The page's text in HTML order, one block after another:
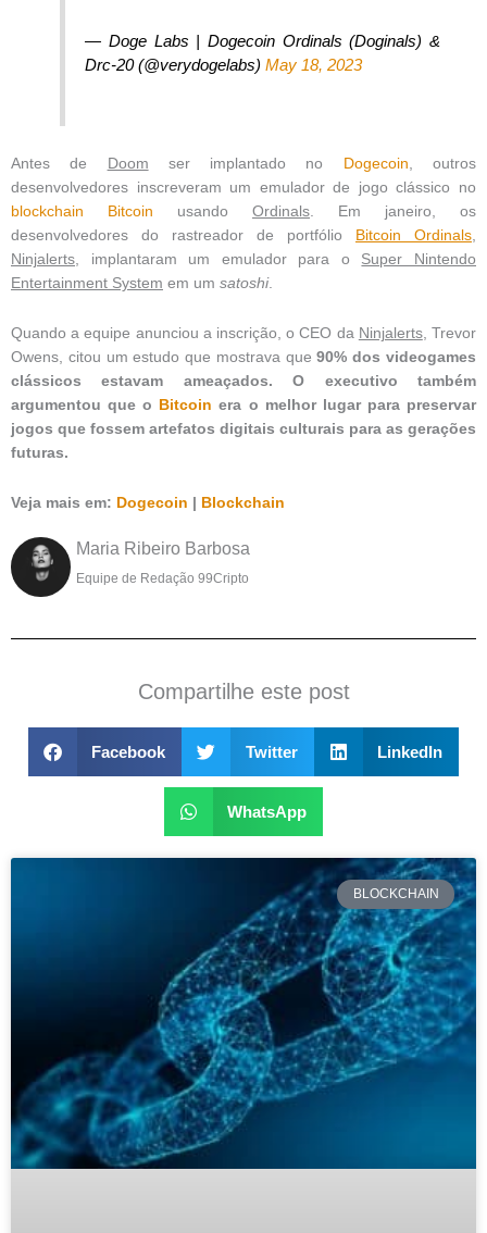
— Doge Labs | Dogecoin Ordinals (Doginals) &
Drc-20 (@verydogelabs)May 18, 2023
Antes de Doom ser implantado no Dogecoin , outros
desenvolvedores inscreveram um emulador de jogo clássico no
blockchain
Bitcoin usando Ordinals . Em janeiro, os
desenvolvedores do rastreador de portfólio
Bitcoin Ordinals
Ninjalerts , implantaram um emulador para o Super Nintendo
Entertainment System em um satoshi.
Quando a equipe anunciou a inscrição, o CEO da Ninjalerts, Trevor
Owens, citou um estudo que mostrava que90% dos videogames
clássicos estavam ameaçados. O executivo também
argumentou que o Bitcoin era o melhor lugar para preservar
jogos que fossem artefatos digitais culturais para as gerações
futuras.
Veja mais em: Dogecoin | Blockchain
Maria Ribeiro Barbosa
Equipe de Redação 99Cripto
Compartilhe este post
Facebook Twitter LinkedIn
WhatsApp
BLOCKCHAIN